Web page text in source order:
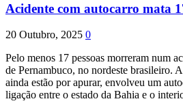
Acidente com autocarro mata
20 Outubro, 2025 0
Pelo menos 17 pessoas morreram num
de Pernambuco, no nordeste brasileiro.
ainda estão por apurar, envolveu um
ligação entre o estado da Bahia e o